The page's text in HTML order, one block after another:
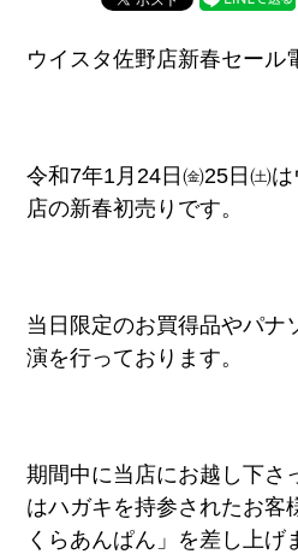
ウイスタ佐野店新春セール
令和7年1月24日㈮25日㈯
店の新春初売りです。
当日限定のお買得品やパナ
演を行っております。
期間中に当店にお越し下さ
はハガキを持参されたお客
くらあんぱん」を差し上げ